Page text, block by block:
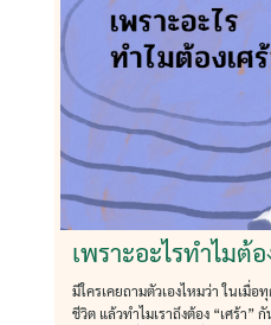
เพราะอะไรทำไมต้อ
มีใครเคยถามตัวเองไหมว่า ในเมื่
ชีวิต แล้วทำไมเราถึงต้อง “เศร้า”